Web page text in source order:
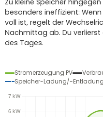
Zu kleine Speicher
besonders ineffizient:
voll ist, regelt der
Nachmittag ab. Du
des Tages.
Stromerzeugung PV
Speicher-Ladung/-Entladung